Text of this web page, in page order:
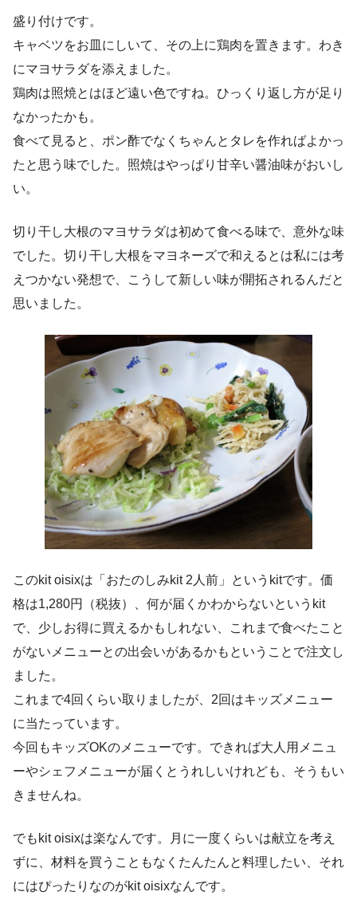
盛り付けです。
キャベツをお皿にしいて、その上に鶏肉を置きます。わき
にマヨサラダを添えました。
鶏肉は照焼とはほど遠い色ですね。ひっくり返し方が足り
なかったかも。
食べて見ると、ポン酢でなくちゃんとタレを作ればよかっ
たと思う味でした。照焼はやっぱり甘辛い醤油味がおいし
い。
切り干し大根のマヨサラダは初めて食べる味で、意外な味
でした。切り干し大根をマヨネーズで和えるとは私には考
えつかない発想で、こうして新しい味が開拓されるんだと
思いました。
このkit oisixは「おたのしみkit 2人前」というkitです。価
格は1,280円（税抜）、何が届くかわからないというkit
で、少しお得に買えるかもしれない、これまで食べたこと
がないメニューとの出会いがあるかもということで注文し
ました。
これまで4回くらい取りましたが、2回はキッズメニュー
に当たっています。
今回もキッズOKのメニューです。できれば大人用メニュ
ーやシェフメニューが届くとうれしいけれども、そうもい
きませんね。
でもkit oisixは楽なんです。月に一度くらいは献立を考え
ずに、材料を買うこともなくたんたんと料理したい、それ
にはぴったりなのがkit oisixなんです。